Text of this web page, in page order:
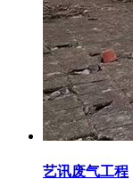
艺讯废气工程